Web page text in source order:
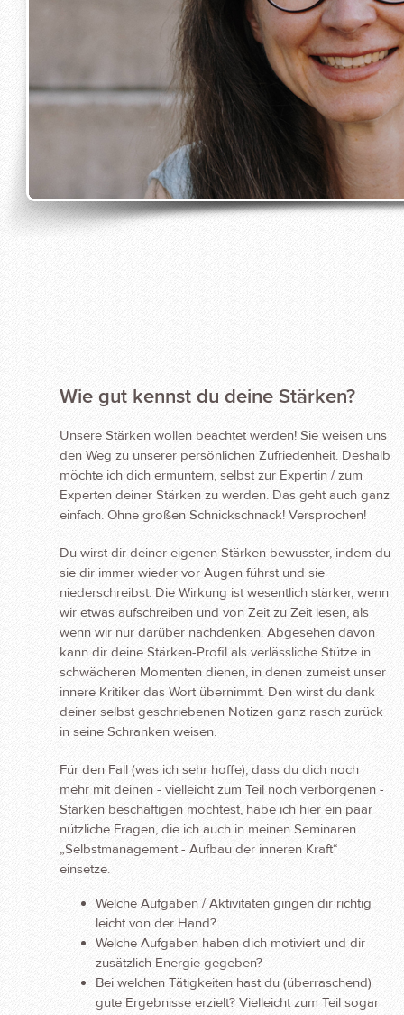
Wie gut kennst du deine Stärken?
Unsere Stärken wollen beachtet werden! Sie weisen uns
den Weg zu unserer persönlichen Zufriedenheit. Deshalb
möchte ich dich ermuntern, selbst zur Expertin / zum
Experten deiner Stärken zu werden. Das geht auch ganz
einfach. Ohne großen Schnickschnack! Versprochen!
Du wirst dir deiner eigenen Stärken bewusster, indem du
sie dir immer wieder vor Augen führst und sie
niederschreibst. Die Wirkung ist wesentlich stärker, wenn
wir etwas aufschreiben und von Zeit zu Zeit lesen, als
wenn wir nur darüber nachdenken. Abgesehen davon
kann dir deine Stärken-Profil als verlässliche Stütze in
schwächeren Momenten dienen, in denen zumeist unser
innere Kritiker das Wort übernimmt. Den wirst du dank
deiner selbst geschriebenen Notizen ganz rasch zurück
in seine Schranken weisen.
Für den Fall (was ich sehr hoffe), dass du dich noch
mehr mit deinen - vielleicht zum Teil noch verborgenen -
Stärken beschäftigen möchtest, habe ich hier ein paar
nützliche Fragen, die ich auch in meinen Seminaren
„Selbstmanagement - Aufbau der inneren Kraft“
einsetze.
Welche Aufgaben / Aktivitäten gingen dir richtig
leicht von der Hand?
Welche Aufgaben haben dich motiviert und dir
zusätzlich Energie gegeben?
Bei welchen Tätigkeiten hast du (überraschend)
gute Ergebnisse erzielt? Vielleicht zum Teil sogar